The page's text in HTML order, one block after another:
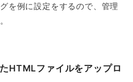
を例に設定をするので、管理
HTMLファイルをアップロ